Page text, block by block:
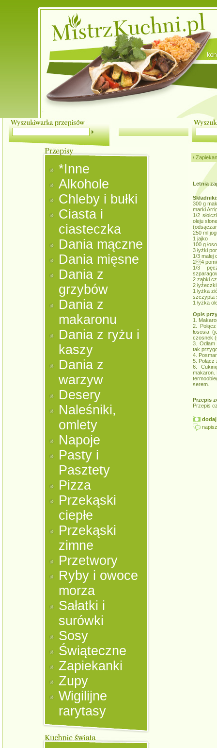
*Inne
Alkohole
Chleby i bułki
Ciasta i
ciasteczka
Dania mączne
Dania mięsne
Dania z
grzybów
Dania z
makaronu
Dania z ryżu i
kaszy
Dania z
warzyw
Desery
Naleśniki,
omlety
Napoje
Pasty i
Pasztety
Pizza
Przekąski
ciepłe
Przekąski
zimne
Przetwory
Ryby i owoce
morza
Sałatki i
surówki
Sosy
Świąteczne
Zapiekanki
Zupy
Wigilijne
rarytasy
/
Letnia
300 g
marki
1/2
oleju
250 ml
1 jajko
100 g
3 łyżki
1/3 małej
24
1/3
2 ząbki
2
1 łyżka
szczypta
1 łyżka
Opis
1.
2.
łososia
czosnek
3.
tak
4.
5.
6.
makaron.
serem.
Przepis
Przepis